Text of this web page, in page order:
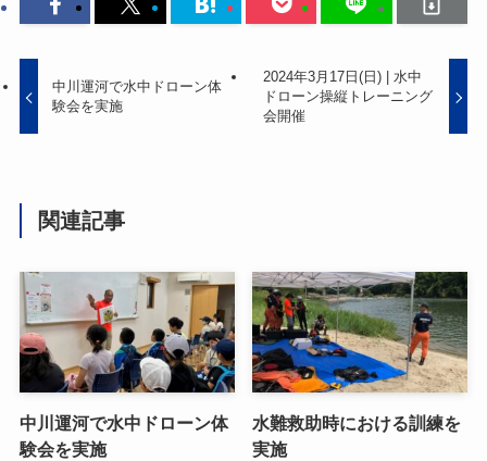
中川運河で水中ドローン体
験会を実施
2024年3月17日(日) | 水中
ドローン操縦トレーニング
会開催
関連記事
中川運河で水中ドローン体
験会を実施
水難救助時における訓練を
実施